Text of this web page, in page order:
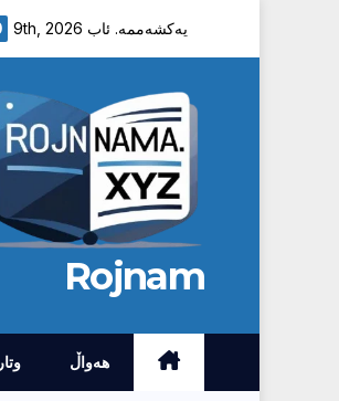
یەکشەممە. ئاب 9th, 2026
Rojnam
هەواڵ